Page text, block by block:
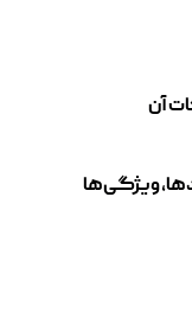
ویژگی‌ها